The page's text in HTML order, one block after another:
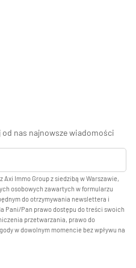
nas najnowsze wiadomości
Immo Group z siedzibą w Warszawie,
osobowych zawartych w formularzu
do otrzymywania newslettera i
Pani/Pan prawo dostępu do treści swoich
przetwarzania, prawo do
w dowolnym momencie bez wpływu na